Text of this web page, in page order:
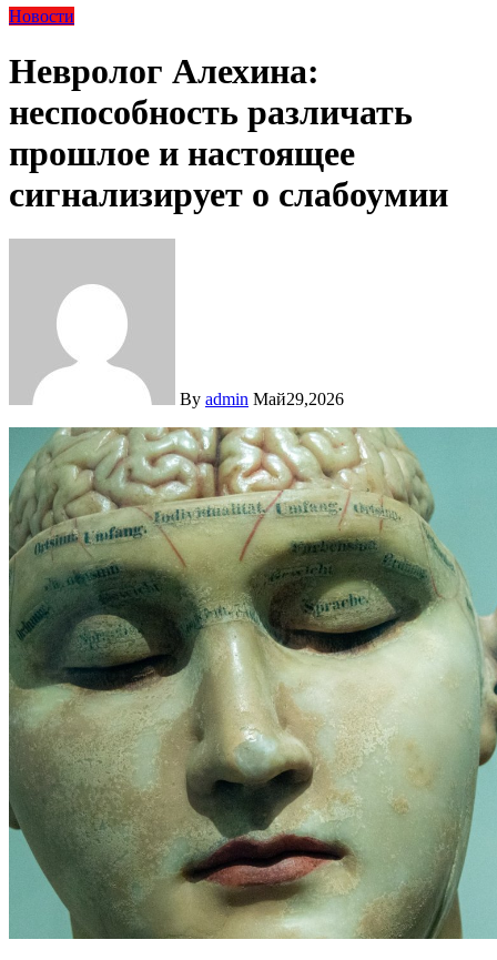
Новости
Невролог Алехина:
неспособность различать
прошлое и настоящее
сигнализирует о слабоумии
By admin Май29,2026